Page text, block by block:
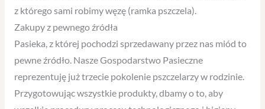
z którego sami robimy węzę (ramka pszczela).
Zakupy z pewnego źródła
Pasieka, z której pochodzi sprzedawany przez nas miód to
pewne źródło. Nasze Gospodarstwo Pasieczne
reprezentuję już trzecie pokolenie pszczelarzy w rodzinie.
Przygotowując wszystkie produkty, dbamy o to, aby